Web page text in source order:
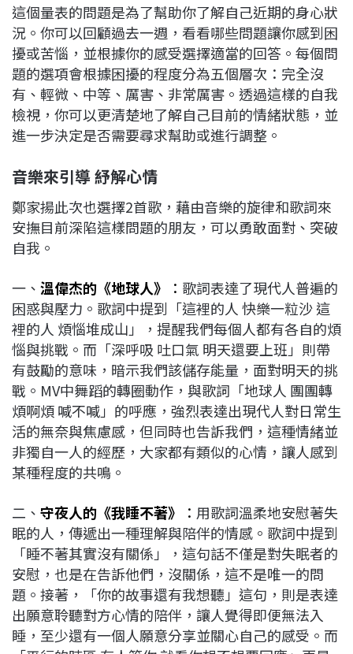
這個量表的問題是為了幫助你了解自己近期的身心狀
況。你可以回顧過去一週，看看哪些問題讓你感到困
擾或苦惱，並根據你的感受選擇適當的回答。每個問
題的選項會根據困擾的程度分為五個層次：完全沒
有、輕微、中等、厲害、非常厲害。透過這樣的自我
檢視，你可以更清楚地了解自己目前的情緒狀態，並
進一步決定是否需要尋求幫助或進行調整。
音樂來引導 紓解心情
鄭家揚此次也選擇2首歌，藉由音樂的旋律和歌詞來
安撫目前深陷這樣問題的朋友，可以勇敢面對、突破
自我。
一、 溫偉杰的《地球人》 ： 歌詞表達了現代人普遍的
困惑與壓力。歌詞中提到「這裡的人 快樂一粒沙 這
裡的人 煩惱堆成山」，提醒我們每個人都有各自的煩
惱與挑戰。而「深呼吸 吐口氣 明天還要上班」則帶
有鼓勵的意味，暗示我們該儲存能量，面對明天的挑
戰。MV中舞蹈的轉圈動作，與歌詞「地球人 團團轉
煩啊煩 喊不喊」的呼應，強烈表達出現代人對日常生
活的無奈與焦慮感，但同時也告訴我們，這種情緒並
非獨自一人的經歷，大家都有類似的心情，讓人感到
某種程度的共鳴。
二、 守夜人的《我睡不著》 ： 用歌詞溫柔地安慰著失
眠的人，傳遞出一種理解與陪伴的情感。歌詞中提到
「睡不著其實沒有關係」，這句話不僅是對失眠者的
安慰，也是在告訴他們，沒關係，這不是唯一的問
題。接著，「你的故事還有我想聽」這句，則是表達
出願意聆聽對方心情的陪伴，讓人覺得即便無法入
睡，至少還有一個人願意分享並關心自己的感受。而